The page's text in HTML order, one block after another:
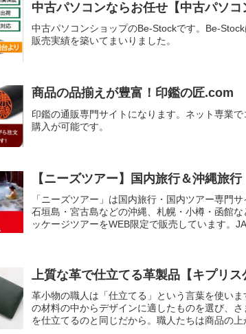
中古パソコンならお任せ【中古パソコ
中古パソコンショップのBe-Stockです。Be-
販売実績を築いてまいりました。
商品の品揃えが豊富！印鑑の匠.com
印鑑の通販専門サイトになります。ネット専業
購入が可能です。
【ニーズツアー】国内旅行＆沖縄旅行
「ニーズツアー」は国内旅行・国内ツアー専門
石垣島・宮古島などの沖縄、札幌・小樽・函館
ッケージツアーをWEB限定で販売しています。
上質な革で仕立てる革製品【キプリス
革小物の職人は「仕立てる」という言葉を使い
の材料の中からデザインに適したものを選び、
を仕立てるのと同じだから。職人たちは商品の